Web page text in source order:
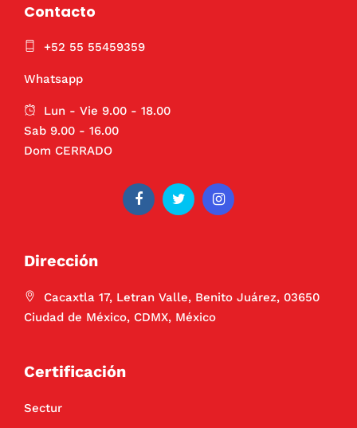
Contacto
+52 55 55459359
Whatsapp
Lun - Vie 9.00 - 18.00
Sab 9.00 - 16.00
Dom CERRADO
Dirección
Cacaxtla 17, Letran Valle, Benito Juárez, 03650
Ciudad de México, CDMX, México
Certificación
Sectur